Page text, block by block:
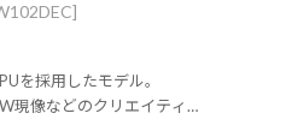
を採用したモデル。
現像などのクリエイティ